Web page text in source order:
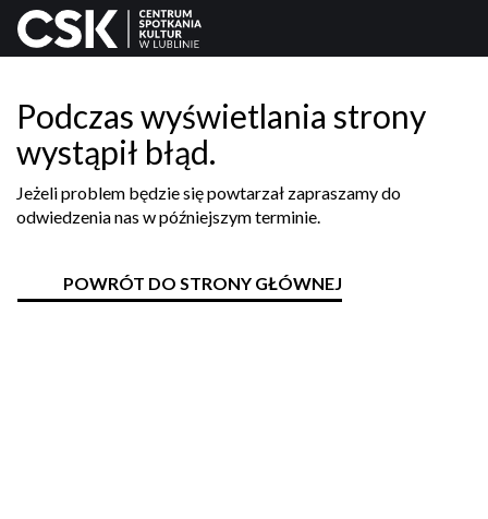
Podczas wyświetlania strony
wystąpił błąd.
Jeżeli problem będzie się powtarzał zapraszamy do
odwiedzenia nas w późniejszym terminie.
POWRÓT DO STRONY GŁÓWNEJ